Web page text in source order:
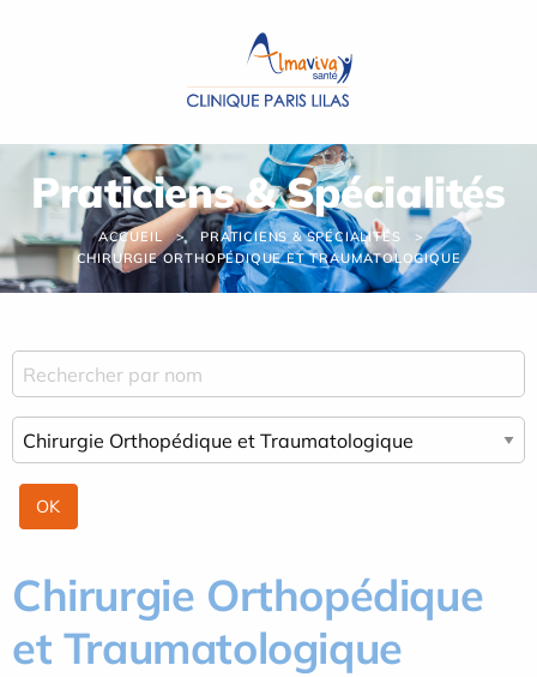
Praticiens & Spécialités
ACCUEIL
PRATICIENS & SPÉCIALITÉS
CHIRURGIE ORTHOPÉDIQUE ET TRAUMATOLOGIQUE
Chirurgie Orthopédique
et Traumatologique